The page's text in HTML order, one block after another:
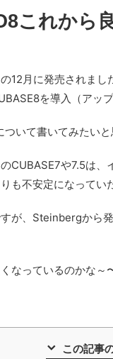
これから
12月に発売されまし
を導入（アッ
いて書いてみたいと
CUBASE7や7.5は、
も不安定になってい
が、Steinbergから
なっているのかな～
この記事